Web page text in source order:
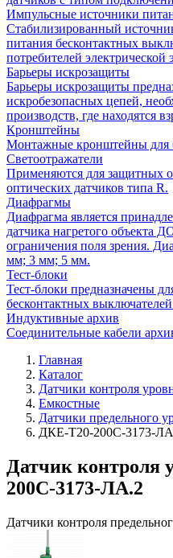
Импульсные источники
Стабилизированный
питания бесконтактных
потребителей электрической
Барьеры искрозащиты
Барьеры искрозащиты
искробезопасных цепей,
производств, где находятся
Кронштейны
Монтажные кронштейны для
Светоотражатели
Применяются для защитных
оптических датчиков типа R.
Диафрагмы
Диафрагма является
датчика нагретого объекта
ограничения поля зрения.
мм; 3 мм; 5 мм.
Тест-блоки
Тест-блоки предназначены
бесконтактных
Индуктивные архив
Соединительные кабели
Главная
Каталог
Датчики контроля
Емкостные
Датчики предельного
ДКЕ-Т20-200С-3173-
Датчик контроля
200С-3173-ЛА.2
Датчики контроля